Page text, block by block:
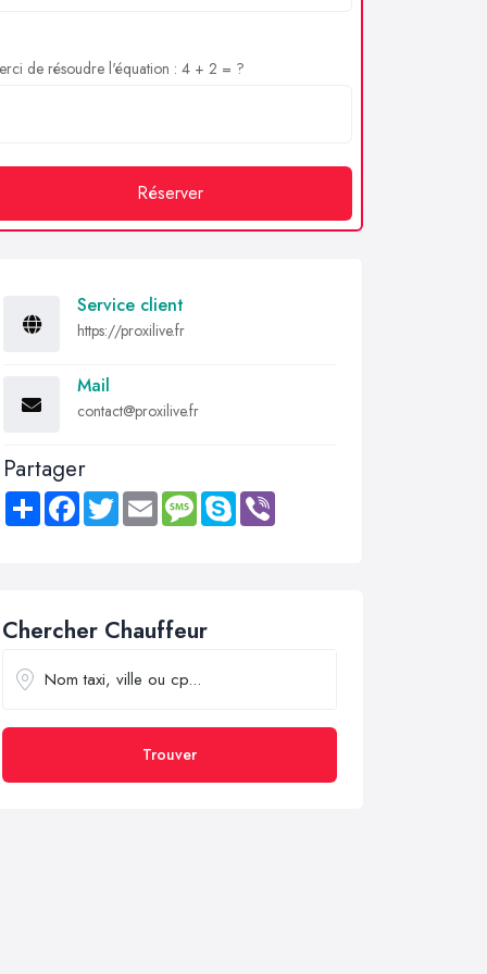
de résoudre l'équation : 4 + 2 = ?
Réserver
Service client
https://proxilive.fr
Mail
contact@proxilive.fr
Partager
Share FacebookTwitter Email MessageSkype
Chercher Chauffeur
Trouver